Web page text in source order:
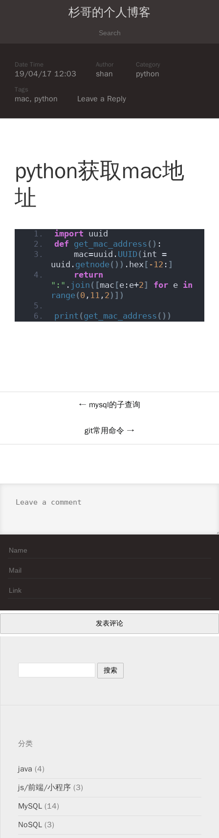
杉哥的个人博客
Date Time
19/04/17 12:03
Author
shan
Category
python
Tags
mac, python Leave a Reply
python获取mac地
址
import uuid
def get_mac_address () :
    mac=uuid.
UUID (int =
uuid. getnode()) .hex [ -12 : ]
return
":" . join ([mac [e:e+2] for e in
range(0 , 11 , 2 )])
print (get_mac_address ())
mysql的子查询
git常用命令
分类
java (4)
js/前端/小程序 (3)
MySQL (14)
NoSQL (3)